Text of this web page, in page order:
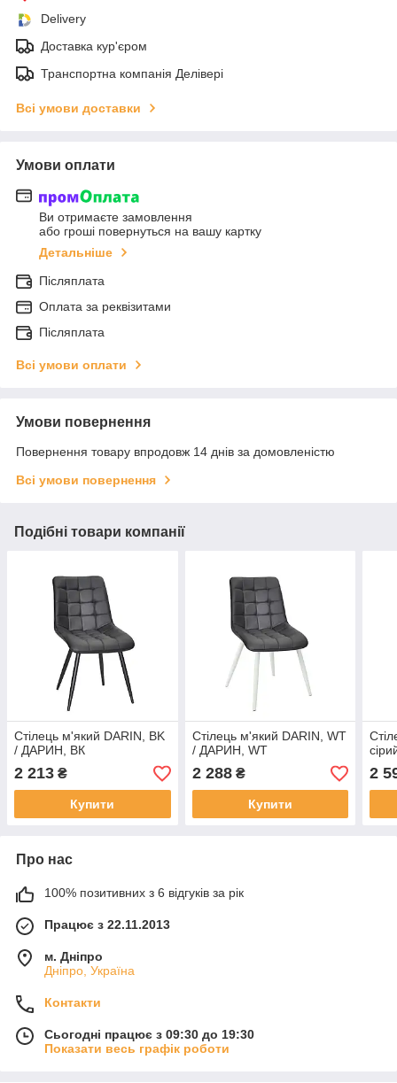
Delivery
Доставка кур'єром
Транспортна компанія Делівері
Всі умови доставки
Умови оплати
Ви отримаєте замовлення
або гроші повернуться на вашу картку
Детальніше
Післяплата
Оплата за реквізитами
Післяплата
Всі умови оплати
Умови повернення
Повернення товару впродовж 14 днів за домовленістю
Всі умови повернення
Подібні товари компанії
Стілець м'який DARIN, BK
/ ДАРИН, ВК
2 213 ₴
Купити
Стілець м'який DARIN, WT
/ ДАРИН, WT
2 288₴
Купити
2
Про нас
100% позитивних з 6 відгуків за рік
Працює з 22.11.2013
м. Дніпро
Дніпро, Україна
Контакти
Сьогодні працює з 09:30 до 19:30
Показати весь графік роботи